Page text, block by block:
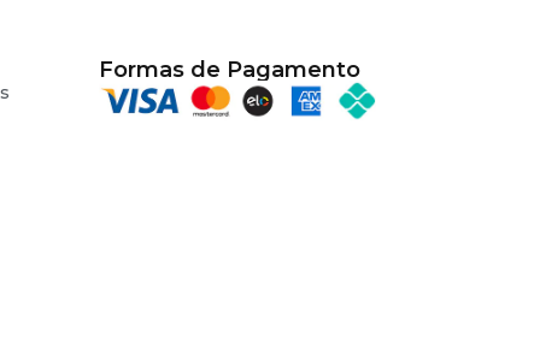
Formas de Pagamento